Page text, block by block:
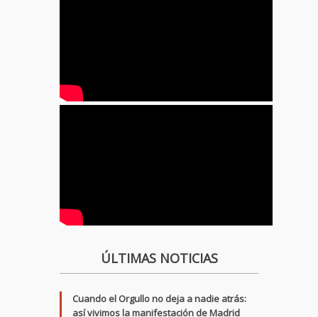
ÚLTIMAS NOTICIAS
Cuando el Orgullo no deja a nadie atrás:
así vivimos la manifestación de Madrid